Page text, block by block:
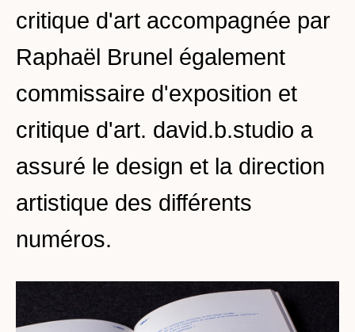
critique d'art accompagnée par
Raphaël Brunel également
commissaire d'exposition et
critique d'art. david.b.studio a
assuré le design et la direction
artistique des différents
numéros.